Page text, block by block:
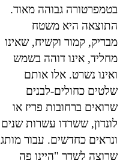
בטמפרטורה גבוהה מאוד.
התוצאה היא משטח
מבריק, קמור וקשיח, שאינו
מחליד, אינו דוהה בשמש
ואינו נשרט. אלו אותם
שלטים כחולים-לבנים
שרואים ברחובות פריז או
לונדון, ששרדו עשרות שנים
ונראים כחדשים. עבור מותג
שרוצה לשדר "היינו פה